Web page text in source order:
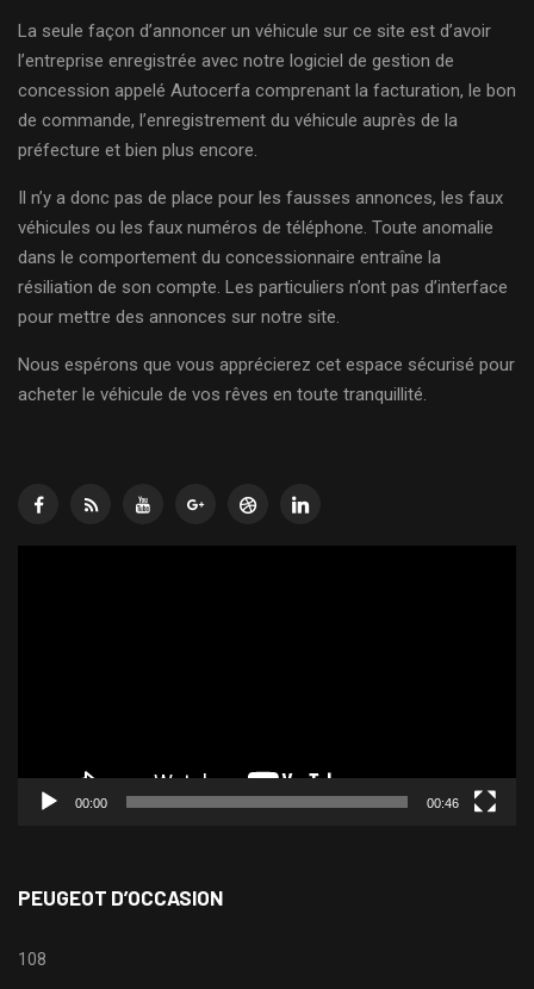
La seule façon d’annoncer un véhicule sur ce site est d’avoir
l’entreprise enregistrée avec notre logiciel de gestion de
concession appelé Autocerfa comprenant la facturation, le bon
de commande, l’enregistrement du véhicule auprès de la
préfecture et bien plus encore.
Il n’y a donc pas de place pour les fausses annonces, les faux
véhicules ou les faux numéros de téléphone. Toute anomalie
dans le comportement du concessionnaire entraîne la
résiliation de son compte. Les particuliers n’ont pas d’interface
pour mettre des annonces sur notre site.
Nous espérons que vous apprécierez cet espace sécurisé pour
acheter le véhicule de vos rêves en toute tranquillité.
00:00 00:46
PEUGEOT D’OCCASION
108